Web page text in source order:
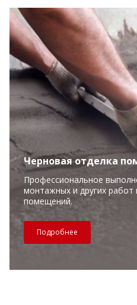
Черновая отделка
Профессиональное
монтажных и других работ
помещений.
Подробнее